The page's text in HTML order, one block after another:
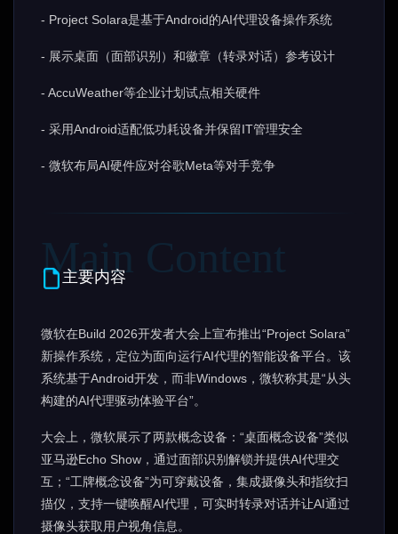
- Project Solara是基于Android的AI代理设备操作系统
- 展示桌面（面部识别）和徽章（转录对话）参考设计
- AccuWeather等企业计划试点相关硬件
- 采用Android适配低功耗设备并保留IT管理安全
- 微软布局AI硬件应对谷歌Meta等对手竞争
主要内容
微软在Build 2026开发者大会上宣布推出“Project Solara”
新操作系统，定位为面向运行AI代理的智能设备平台。该
系统基于Android开发，而非Windows，微软称其是“从头
构建的AI代理驱动体验平台”。
大会上，微软展示了两款概念设备：“桌面概念设备”类似
亚马逊Echo Show，通过面部识别解锁并提供AI代理交
互；“工牌概念设备”为可穿戴设备，集成摄像头和指纹扫
描仪，支持一键唤醒AI代理，可实时转录对话并让AI通过
摄像头获取用户视角信息。